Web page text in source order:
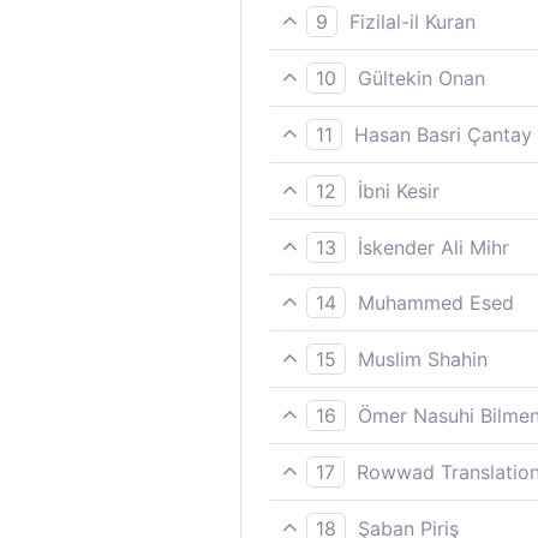
Sizleri çift çift yarattık.
9
Fizilal-il Kuran
Ve sizi çift çift yarattık.
10
Gültekin Onan
Sizi çift çift yarattık.
11
Hasan Basri Çantay
Sizi çift çift yaratdık.
12
İbni Kesir
Ve sizi çift çift yarattık.
13
İskender Ali Mihr
Ve Biz, sizi çift olarak
14
Muhammed Esed
Sizi çiftler halinde yarattık;
15
Muslim Shahin
Sizi çifter çifter yarattık.
16
Ömer Nasuhi Bilmen
(8-9) Ve sizleri çiftler olarak
17
Rowwad
Sizleri (erkekli dişili) eşler
18
Şaban Piriş